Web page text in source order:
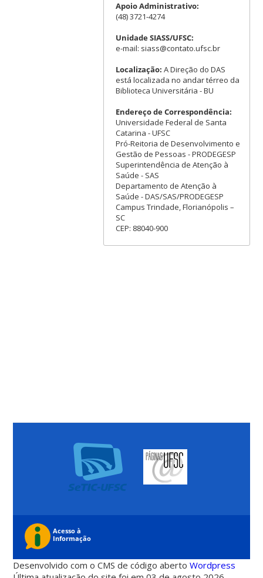
Apoio Administrativo:
(48) 3721-4274
Unidade SIASS/UFSC:
e-mail: siass@contato.ufsc.br
Localização: A Direção do DAS
está localizada no andar térreo da
Biblioteca Universitária - BU
Endereço de Correspondência:
Universidade Federal de Santa
Catarina - UFSC
Pró-Reitoria de Desenvolvimento e
Gestão de Pessoas - PRODEGESP
Superintendência de Atenção à
Saúde - SAS
Departamento de Atenção à
Saúde - DAS/SAS/PRODEGESP
Campus Trindade, Florianópolis –
SC
CEP: 88040-900
Desenvolvido com o CMS de código abertoWordpress